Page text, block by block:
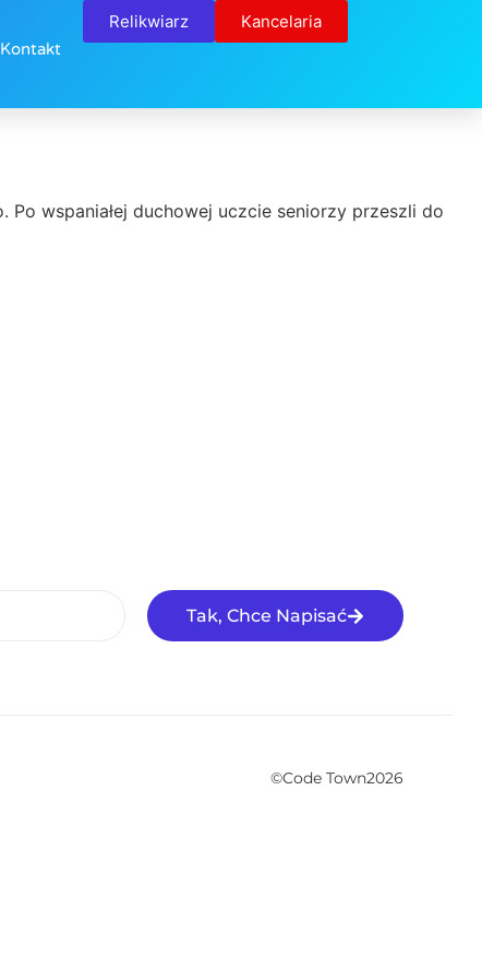
Kontakt
Relikwiarz Kancelaria
Po wspaniałej duchowej uczcie seniorzy przeszli do
Tak, Chce Napisać
©Code Town2026